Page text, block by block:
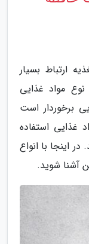
ارتباط بسیار
نوع مواد غذایی
برخوردار است
غذایی استفاده
اینجا با انواع
آشنا شوید.